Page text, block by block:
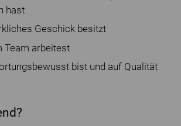
hast
Geschick besitzt
Team arbeitest
bist und auf Qualität